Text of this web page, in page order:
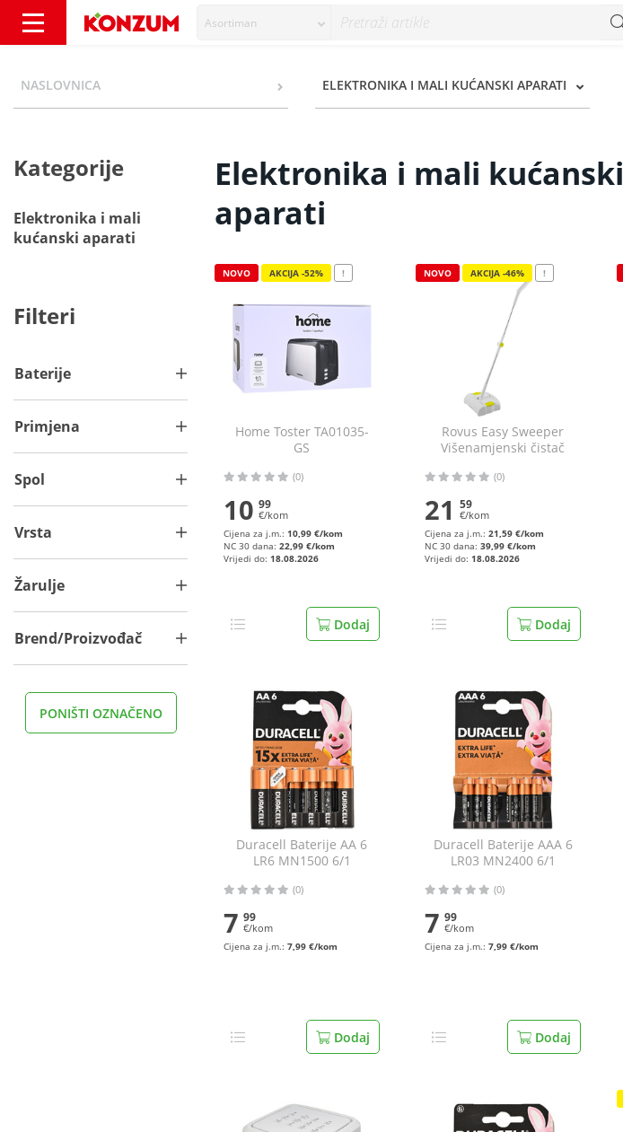
Asortiman
NASLOVNICA ELEKTRONIKA I MALI KUĆANSKI APARATI
Kategorije
Elektronika i mali
kućanski aparati
Filteri
Baterije
Primjena
Spol
Vrsta
Žarulje
Brend/Proizvođač
PONIŠTI OZNAČENO
Elektronika i mali kućanski
aparati
NOVO AKCIJA -52% !
Home Toster TA01035-
GS
(0)
10 99
€/kom
Cijena za j.m.: 10,99 €/kom
NC 30 dana: 22,99 €/kom
Vrijedi do: 18.08.2026
Dodaj
NOVO AKCIJA -46% !
Rovus Easy Sweeper
Višenamjenski čistač
(0)
21 59
€/kom
Cijena za j.m.: 21,59 €/kom
NC 30 dana: 39,99 €/kom
Vrijedi do: 18.08.2026
Dodaj
Duracell Baterije AA 6
LR6 MN1500 6/1
(0)
7 99
€/kom
Cijena za j.m.: 7,99 €/kom
Dodaj
Duracell Baterije AAA 6
LR03 MN2400 6/1
(0)
7 99
€/kom
Cijena za j.m.: 7,99 €/kom
Dodaj